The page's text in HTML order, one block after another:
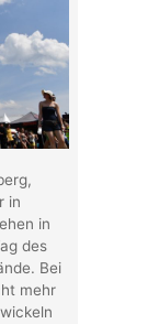
in
in
des
Bei
mehr